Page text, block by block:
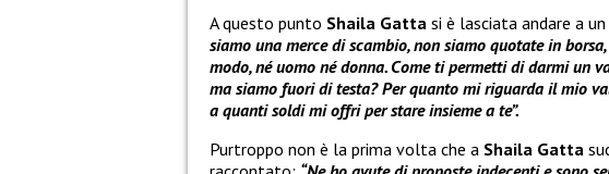
A questo punto Shaila Gatta si è lasciata andare a
siamo una merce di scambio, non siamo quotate in
modo, né uomo né donna. Come ti permetti di darmi un
ma siamo fuori di testa? Per quanto mi riguarda il mio
a quanti soldi mi offri per stare insieme a te”.
Purtroppo non è la prima volta che a Shaila Gatta